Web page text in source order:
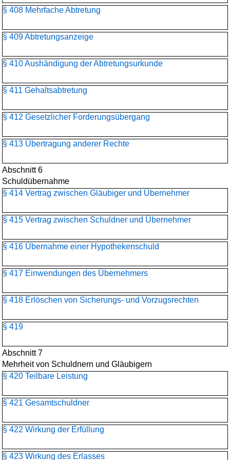
§ 408 Mehrfache Abtretung
§ 409 Abtretungsanzeige
§ 410 Aushändigung der Abtretungsurkunde
§ 411 Gehaltsabtretung
§ 412 Gesetzlicher Forderungsübergang
§ 413 Übertragung anderer Rechte
Abschnitt 6
Schuldübernahme
§ 414 Vertrag zwischen Gläubiger und Übernehmer
§ 415 Vertrag zwischen Schuldner und Übernehmer
§ 416 Übernahme einer Hypothekenschuld
§ 417 Einwendungen des Übernehmers
§ 418 Erlöschen von Sicherungs- und Vorzugsrechten
§ 419
Abschnitt 7
Mehrheit von Schuldnern und Gläubigern
§ 420 Teilbare Leistung
§ 421 Gesamtschuldner
§ 422 Wirkung der Erfüllung
§ 423 Wirkung des Erlasses